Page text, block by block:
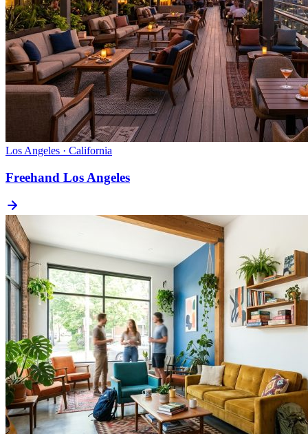
Los Angeles · California
Freehand Los Angeles